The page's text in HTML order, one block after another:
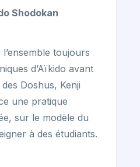
Shodokan
toujours
d’Aïkido avant
Doshus, Kenji
une pratique
sur le modèle du
à des étudiants.